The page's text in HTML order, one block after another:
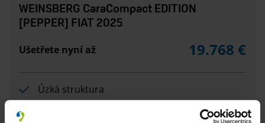
WEINSBERG CaraCompact EDITION
[PEPPER] FIAT 2025
Ušetřete nyní až 19.768 €
Úzká struktura